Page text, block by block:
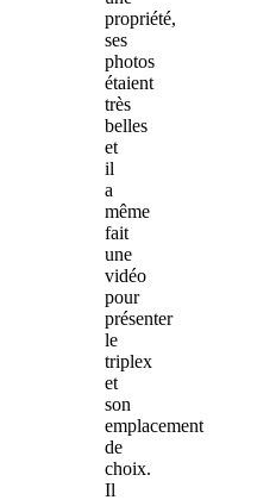
propriété,
ses
photos
étaient
très
belles
et
il
a
même
fait
une
vidéo
pour
présenter
le
triplex
et
son
emplacement
de
choix.
Il